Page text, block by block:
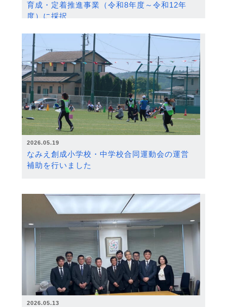
育成・定着推進事業（令和8年度～令和12年
度）に採択
2026.05.19
なみえ創成小学校・中学校合同運動会の運営
補助を行いました
2026.05.13